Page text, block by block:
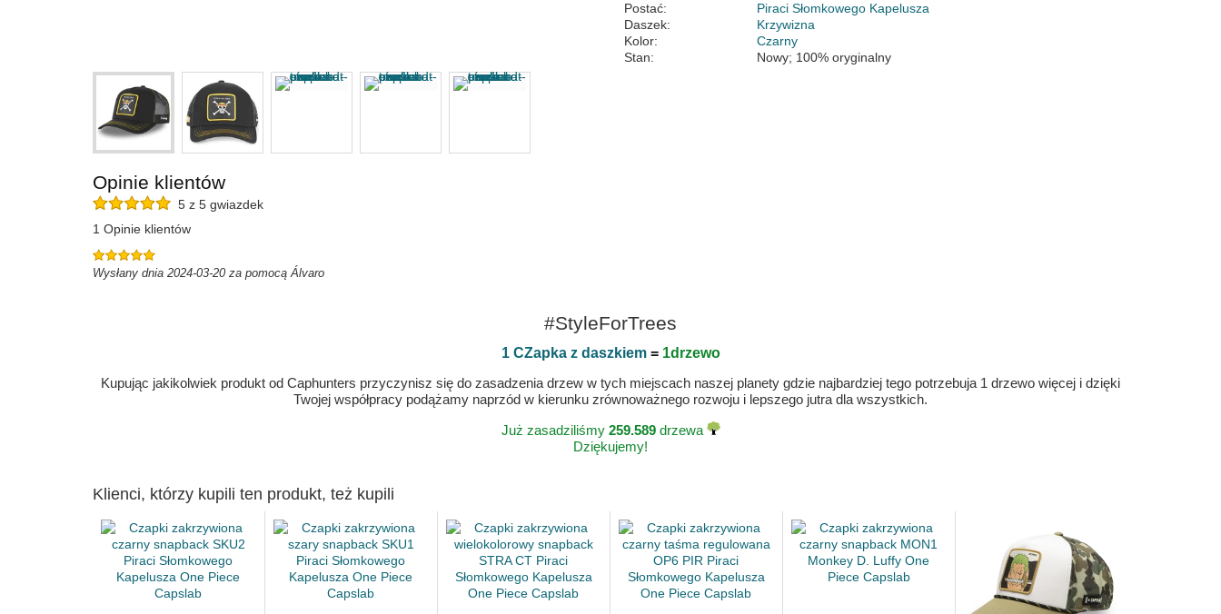
Postać:
Piraci Słomkowego Kapelusza
Daszek:
Krzywizna
Kolor:
Czarny
Stan:
Nowy; 100% oryginalny
Opinie klientów
5 z 5 gwiazdek
1 Opinie klientów
Wysłany dnia 2024-03-20 za pomocą Álvaro
#StyleForTrees
1 CZapka z daszkiem= 1drzewo
Kupując jakikolwiek produkt od Caphunters przyczynisz się do zasadzenia drzew w tych miejscach naszej planety gdzie najbardziej tego potrzebuja 1 drzewo więcej i dzięki
Twojej współpracy podążamy naprzód w kierunku zrównoważnego rozwoju i lepszego jutra dla wszystkich.
Już zasadziliśmy 259.589drzewa
Dziękujemy!
Klienci, którzy kupili ten produkt, też kupili